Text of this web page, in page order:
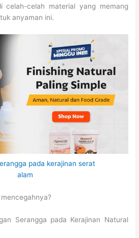
celah-celah material yang memang
anyaman ini.
Serangga pada Kerajinan Natural